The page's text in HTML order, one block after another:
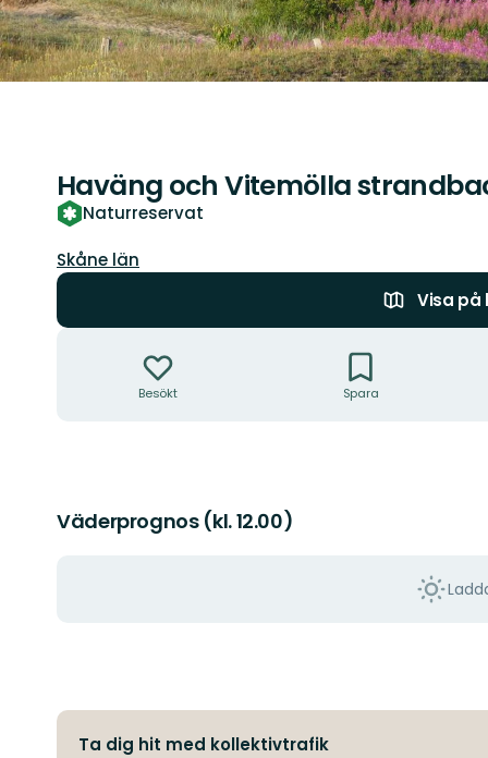
Haväng och Vitemölla
Naturreservat
Län:
Skåne län
Visa på
Besökt Spara
Väderprognos (kl. 12.00)
Ta dig hit med kollektivtrafik